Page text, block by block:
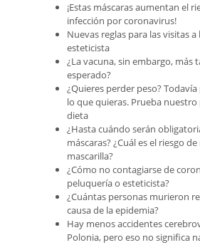
¡Estas máscaras aumentan el
infección por coronavirus!
Nuevas reglas para las visitas
esteticista
¿La vacuna, sin embargo, más
esperado?
¿Quieres perder peso?
lo que quieras. Prueba
dieta
¿Hasta cuándo serán
máscaras? ¿Cuál es el riesgo
mascarilla?
¿Cómo no contagiarse de
peluquería o esteticista?
¿Cuántas personas murieron
causa de la epidemia?
Hay menos accidentes
Polonia, pero eso no significa